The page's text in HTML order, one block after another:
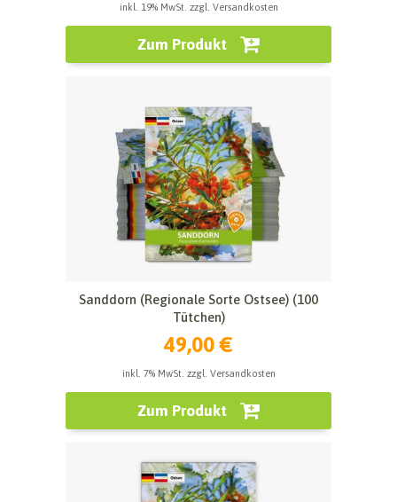
inkl. 19% MwSt. zzgl. Versandkosten
Zum Produkt
Sanddorn (Regionale Sorte Ostsee) (100
Tütchen)
49,00 €
inkl. 7% MwSt. zzgl. Versandkosten
Zum Produkt